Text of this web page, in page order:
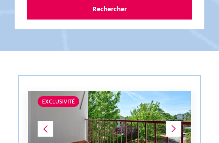
Rechercher
EXCLUSIVITÉ